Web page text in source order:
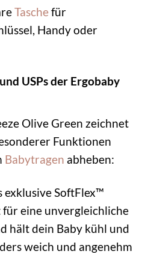
Tasche für
Handy oder
USPs der Ergobaby
Olive Green zeichnet
Funktionen
Babytragen abheben:
exklusive SoftFlex™
eine unvergleichliche
hält dein Baby kühl und
weich und angenehm